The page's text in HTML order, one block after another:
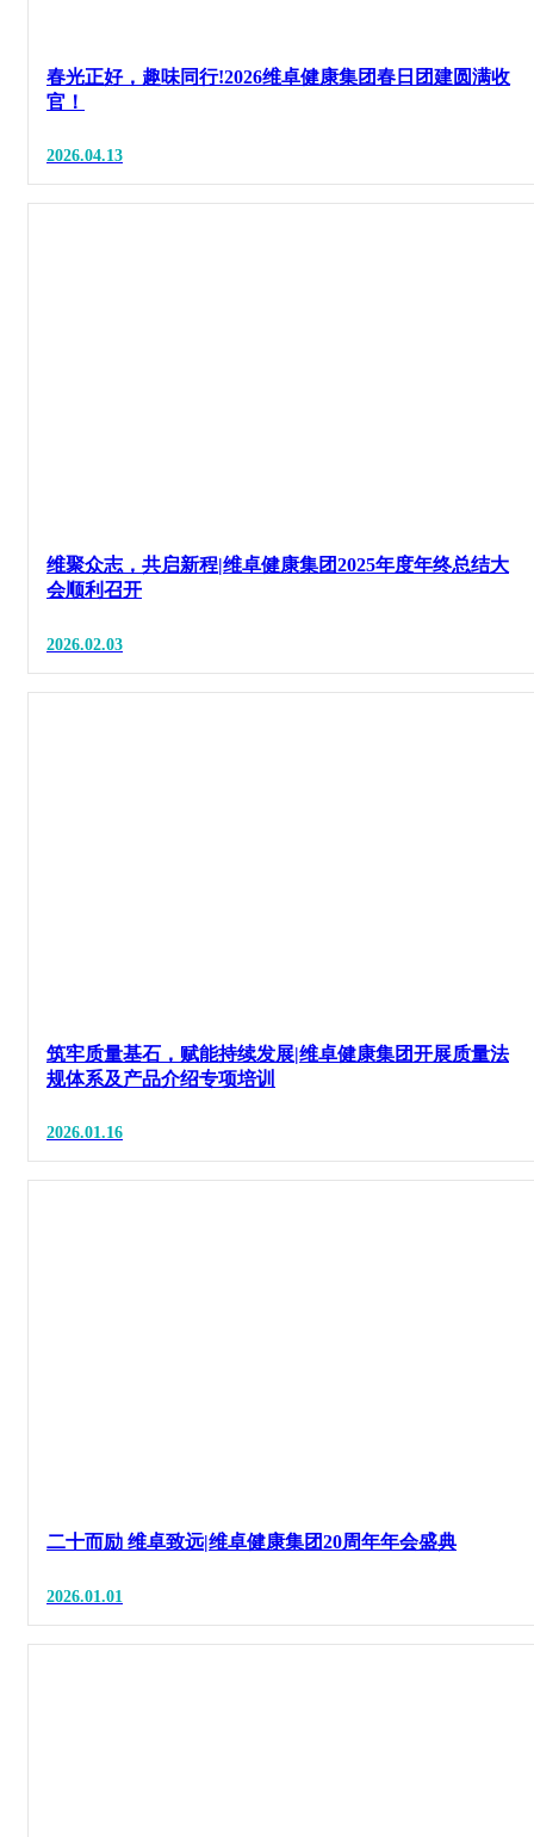
春光正好，趣味同行!2026维卓健康集团春日团建圆满收
官！
2026.04.13
维聚众志，共启新程|维卓健康集团2025年度年终总结大
会顺利召开
2026.02.03
筑牢质量基石，赋能持续发展|维卓健康集团开展质量法
规体系及产品介绍专项培训
2026.01.16
二十而励 维卓致远|维卓健康集团20周年年会盛典
2026.01.01